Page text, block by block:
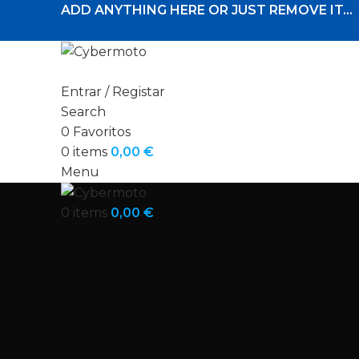
ADD ANYTHING HERE OR JUST REMOVE IT…
Entrar / Registar
Search
0 Favoritos
0 items 0,00 €
Menu
0 items 0,00 €